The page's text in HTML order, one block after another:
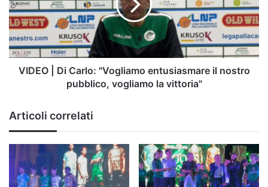
"Vogliamo
entusiasmare
il
nostro
pubblico,
vogliamo
VIDEO | Di Carlo: "Vogliamo entusiasmare il nostro
pubblico, vogliamo la vittoria"
Articoli correlati